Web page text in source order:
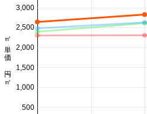
500
1,000
1,500
2,000
2,500
3,000
㎡単価 円/㎡